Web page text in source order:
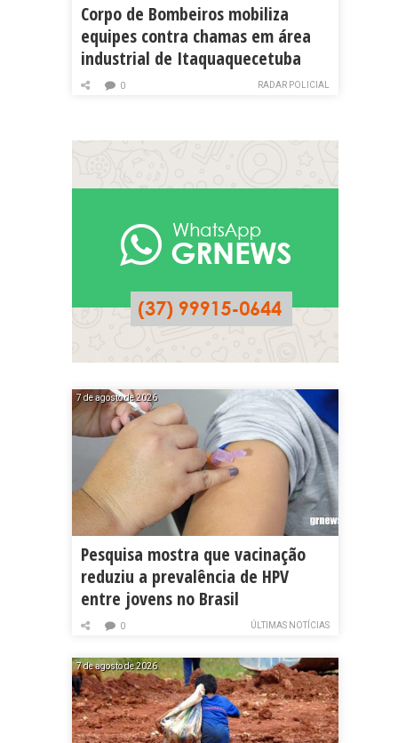
Corpo de Bombeiros mobiliza
equipes contra chamas em área
industrial de Itaquaquecetuba
RADAR POLICIAL
0
7 de agosto de 2026
Pesquisa mostra que vacinação
reduziu a prevalência de HPV
entre jovens no Brasil
ÚLTIMAS NOTÍCIAS
0
7 de agosto de 2026